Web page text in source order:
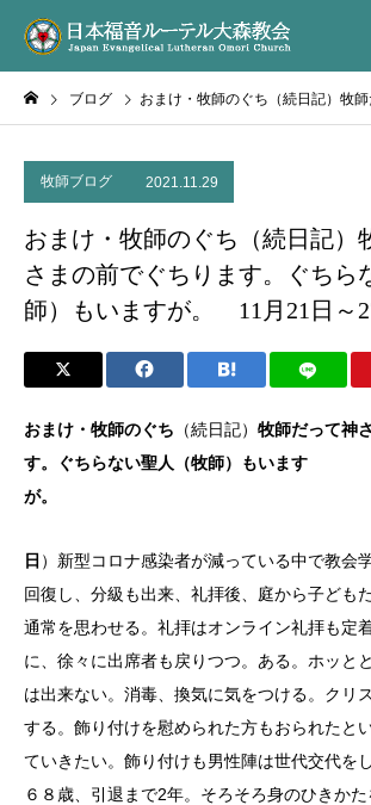
ブログ おまけ・牧師のぐち（続日記）牧師だって神さまの前でぐちります。ぐちらない
牧師ブログ 2021.11.29
おまけ・牧師のぐち（続日記）
さまの前でぐちります。ぐちら
師）もいますが。 11月21日～
おまけ・牧師のぐち （続日記） 牧師だって神
す。ぐちらない聖人（牧師）もいます
が。
日 ）新型コロナ感染者が減っている中で教会
回復し、分級も出来、礼拝後、庭から子ども
通常を思わせる。礼拝はオンライン礼拝も定
に、徐々に出席者も戻りつつ。ある。ホッと
は出来ない。消毒、換気に気をつける。クリ
する。飾り付けを慰められた方もおられたと
ていきたい。飾り付けも男性陣は世代交代を
６８歳、引退まで2年。そろそろ身のひきかた